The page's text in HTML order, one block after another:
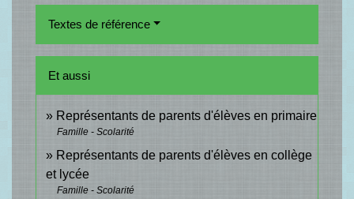
Textes de référence
Et aussi
Représentants de parents d'élèves en primaire
Famille - Scolarité
Représentants de parents d'élèves en collège
et lycée
Famille - Scolarité